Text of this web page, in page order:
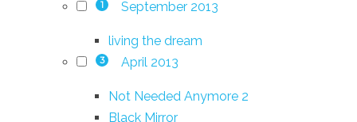
1 September 2013
living the dream
3 April 2013
Not Needed Anymore 2
Black Mirror